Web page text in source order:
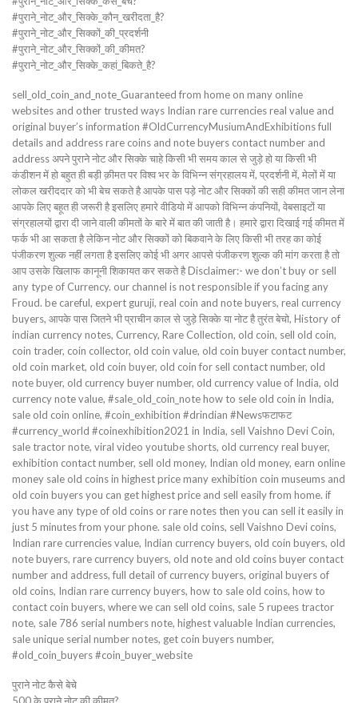
#पुराने_नोट_और_सिक्के_कौन_खरीदता_है?
#पुराने_नोट_और_सिक्कों_की_प्रदर्शनी
#पुराने_नोट_और_सिक्कों_की_कीमत?
#पुराने_नोट_और_सिक्के_कहां_बिकते_है?
sell_old_coin_and_note_Guaranteed from home on many online
websites and other trusted ways Indian rare currencies real value and
original buyer’s information #OldCurrencyMusiumAndExhibitions full
details and address rare coins and note buyers contact number and
address अपने पुराने नोट और सिक्के चाहे किसी भी समय काल से जुड़े हो या किसी भी
कंडीशन में हो बहुत ही बड़ी क़ीमत पर विश्व भर के विभिन्न संग्रहालय में, प्रदर्शनी में, मेलों में या
लोकल खरीददार को भी बेच सकते है आपके पास पड़े नोट और सिक्कों की सही कीमत जान लेना
आपके लिए बहूत ही जरूरी है इसलिए हमारे वीडियो में आपको विभिन्न कंपनियों, वेबसाइटों या
संग्रहालयों द्वारा दी जाने वाली कीमतों के बारे में बात की जाती है। हमारे द्वारा दिखाई गई कीमत में
फर्क भी आ सकता है लेकिन नोट और सिक्कों को बिकवाने के लिए किसी भी तरह का कोई
पंजीकरण शुल्क नहीं लगता है इसलिए कोई भी अगर आपसे पंजीकरण शुल्क की मांग करता है तो
आप उसके खिलाफ कानूनी शिकायत कर सकते है Disclaimer:- we don’t buy or sell
any type of Currency. our channel is not responsible if you facing any
Froud. be careful, expert guruji, real coin and note buyers, real currency
buyers, आपके पास जितने भी प्राचीन काल से जुड़े सिक्के या नोट है तुरंत बेचो, History of
indian currency notes, Currency, Rare Collection, old coin, sell old coin,
coin trader, coin collector, old coin value, old coin buyer contact number,
old coin market, old coin buyer, old coin for sell contact number, old
note buyer, old currency buyer number, old currency value of India, old
currency note value, #sale_old_coin_note how to sele old coin in India,
sale old coin online, #coin_exhibition #drindian #Newsफटाफट
#currency_world #coinexhibition2021 in India, sell Vaishno Devi Coin,
sale tractor note, viral video youtube shorts, old currency real buyer,
exhibition contact number, sell old money, Indian old money, earn online
money sale old coins in highest price many exhibition coin museums and
old coin buyers you can get highest price and sell easily from home. if
you have any type of old coins or rare notes then you can sell it easily in
just 5 minutes from your phone. sale old coins, sell Vaishno Devi coins,
Indian rare currencies value, Indian currency buyers, old coin buyers, old
note buyers, rare currency buyers, old note and old coins buyer contact
number and address, full detail of currency buyers, original buyers of
old coins, Indian rare currency buyers, how to sale old coins, how to
contact coin buyers, where we can sell old coins, sale 5 rupees tractor
note, sale 786 serial numbers note, highest valuable Indian currencies,
sale unique serial number notes, get coin buyers number,
#old_coin_buyers #coin_buyer_website
पुराने नोट कैसे बेचे
500 के पुराने नोट की कीमत?